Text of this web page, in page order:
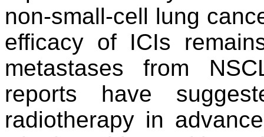
non-small-cell lung
efficacy of ICIs
metastases from
reports have
radiotherapy in